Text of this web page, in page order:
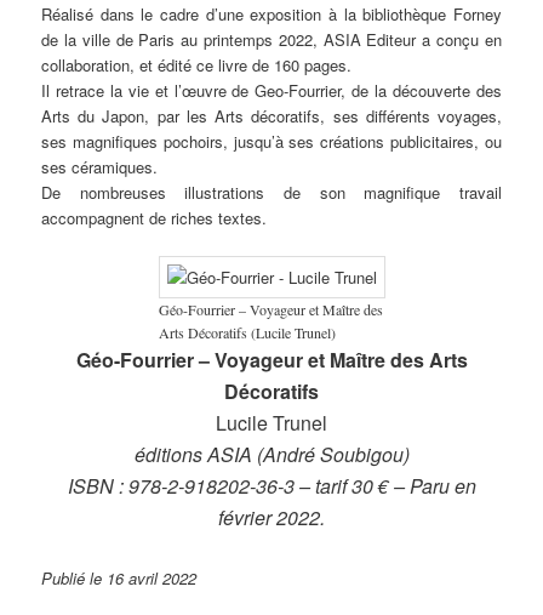
Réalisé dans le cadre d’une exposition à la bibliothèque Forney
de la ville de Paris au printemps 2022, ASIA Editeur a conçu en
collaboration, et édité ce livre de 160 pages.
Il retrace la vie et l’œuvre de Geo-Fourrier, de la découverte des
Arts du Japon, par les Arts décoratifs, ses différents voyages,
ses magnifiques pochoirs, jusqu’à ses créations publicitaires, ou
ses céramiques.
De nombreuses illustrations de son magnifique travail
accompagnent de riches textes.
Géo-Fourrier – Voyageur et Maître des
Arts Décoratifs (Lucile Trunel)
Géo-Fourrier – Voyageur et Maître des Arts
Décoratifs
Lucile Trunel
éditions ASIA (André Soubigou)
ISBN : 978-2-918202-36-3 – tarif 30 € – Paru en
février 2022.
Publié le 16 avril 2022